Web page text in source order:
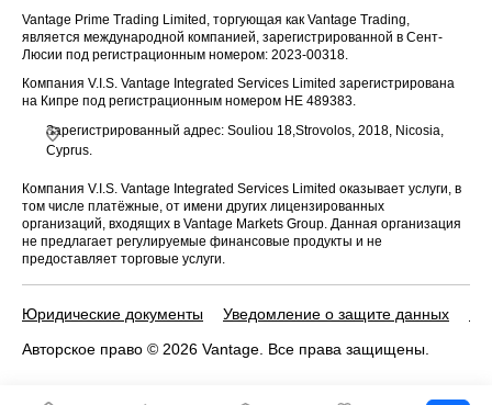
Vantage Prime Trading Limited, торгующая как Vantage Trading,
является международной компанией, зарегистрированной в Сент-
Люсии под регистрационным номером: 2023-00318.
Компания V.I.S. Vantage Integrated Services Limited зарегистрирована
на Кипре под регистрационным номером HE 489383.
Зарегистрированный адрес: Souliou 18,Strovolos, 2018, Nicosia,
Cyprus.
Компания V.I.S. Vantage Integrated Services Limited оказывает услуги, в
том числе платёжные, от имени других лицензированных
организаций, входящих в Vantage Markets Group. Данная организация
не предлагает регулируемые финансовые продукты и не
предоставляет торговые услуги.
Юридические документы Уведомление о защите данных
Авторское право © 2026 Vantage. Все права защищены.